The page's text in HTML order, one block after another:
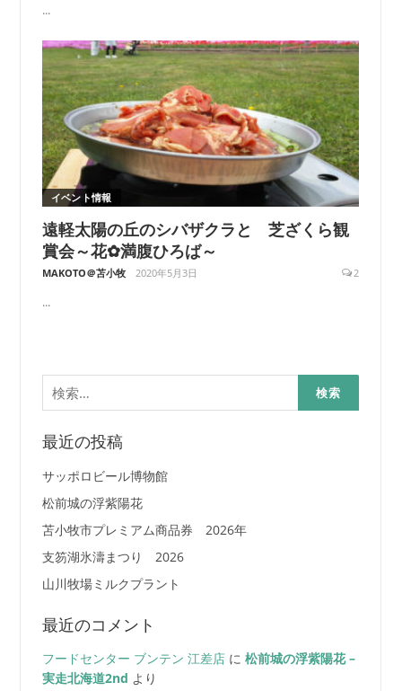
...
イベント情報
遠軽太陽の丘のシバザクラと 芝ざくら観
賞会～花✿満腹ひろば～
MAKOTO＠苫小牧 2020年5月3日 2
...
検
索:
最近の投稿
サッポロビール博物館
松前城の浮紫陽花
苫小牧市プレミアム商品券 2026年
支笏湖氷濤まつり 2026
山川牧場ミルクプラント
最近のコメント
フードセンター ブンテン 江差店に 松前城の浮紫陽花 –
実走北海道2nd より